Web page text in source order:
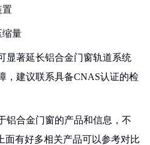
置
缩量
显著延长铝合金门窗轨道系统
，建议联系具备CNAS认证的检
铝合金门窗的产品和信息，不
面有好多相关产品可以参考对比